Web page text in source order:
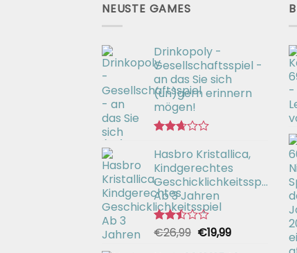
NEUSTE GAMES
Drinkopoly -
Gesellschaftsspiel -
an das Sie sich
(un)gern erinnern
mögen!
mit
2.67
von 5
Hasbro Kristallica,
Kindgerechtes
Geschicklichkeitsspiel
Ab 3 Jahren
Bewertet
€26,99 Ursprünglicher
€19,99Aktueller